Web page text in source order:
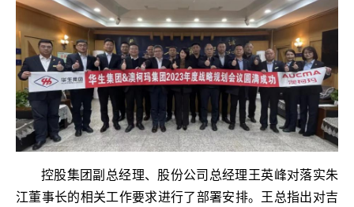
控股集团副总经理、股份公司总经理王英峰对落实朱
江董事长的相关工作要求进行了部署安排。王总指出对吉